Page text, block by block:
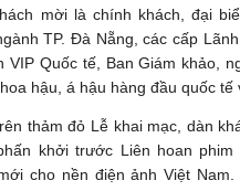
mời là chính khách, đại
TP. Đà Nẵng, các cấp
VIP Quốc tế, Ban Giám khảo,
hậu, á hậu hàng đầu quốc tế
thảm đỏ Lễ khai mạc, dàn
khởi trước Liên hoan
cho nền điện ảnh Việt Nam.